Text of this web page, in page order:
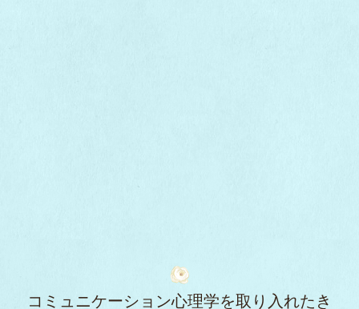
コミュニケーション心理学を取り入れたき